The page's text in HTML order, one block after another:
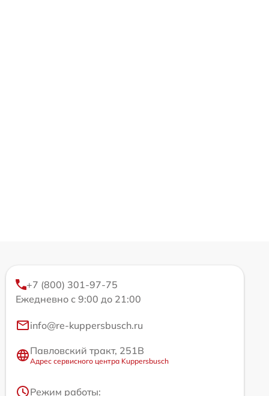
+7 (800) 301-97-75
Ежедневно с 9:00 до 21:00
info@re-kuppersbusch.ru
Павловский тракт, 251В
Адрес сервисного центра Kuppersbusch
Режим работы: